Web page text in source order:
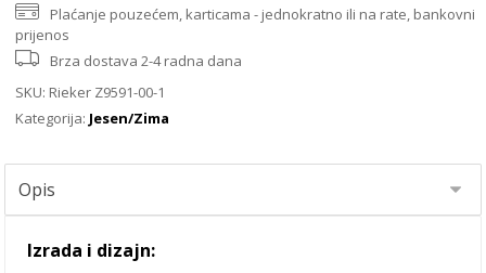
Plaćanje pouzećem, karticama - jednokratno ili na rate, bankovni
prijenos
Brza dostava 2-4 radna dana
SKU: Rieker Z9591-00-1
Kategorija: Jesen/Zima
Izrada i dizajn: